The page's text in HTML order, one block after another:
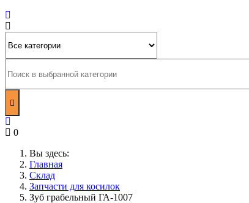
0
Вы здесь:
Главная
Склад
Запчасти для косилок
Зуб грабельный ГА-1007